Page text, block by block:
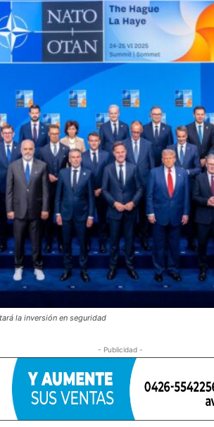
la inversión en seguridad
- Publicidad -